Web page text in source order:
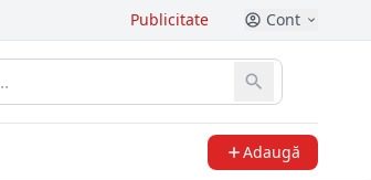
Publicitate Cont
Adaugă